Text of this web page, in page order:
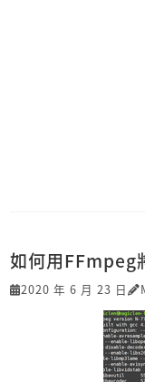
如何用FFmpeg
2020 年 6 月 23 日